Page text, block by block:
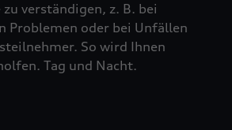
verständigen, z. B. bei
Problemen oder bei Unfällen
So wird Ihnen
Tag und Nacht.